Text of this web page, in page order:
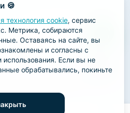
🍪
технология cookie, сервис
Метрика, собираются
Оставаясь на сайте, вы
и согласны с
Если вы не
обрабатывались, покиньте
лаборатория